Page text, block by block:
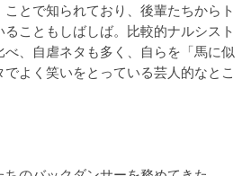
とで知られており、後輩たちからト
こともしばしば。比較的ナルシスト
、自虐ネタも多く、自らを「馬に似
よく笑いをとっている芸人的なとこ